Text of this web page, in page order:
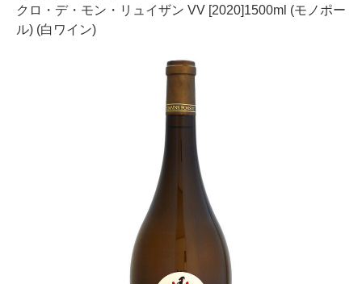
クロ・デ・モン・リュイザン VV [2020]1500ml (モノポー
ル) (白ワイン)